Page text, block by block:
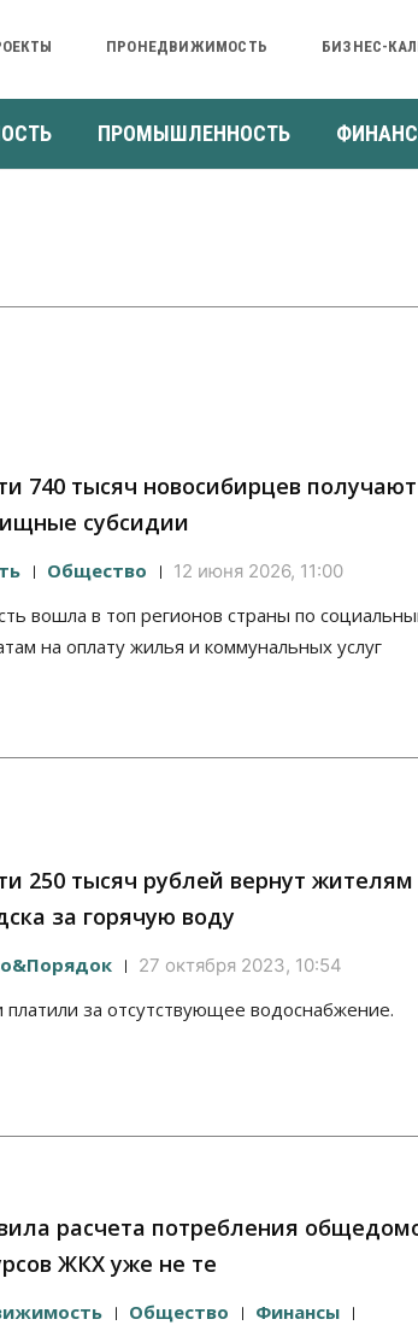
ПРОНЕДВИЖИМОСТЬ БИЗНЕС-
ПРОМЫШЛЕННОСТЬ
740 тысяч новосибирцев получают
субсидии
Общество 12 июня 2026, 11:00
вошла в топ регионов страны по
на оплату жилья и коммунальных услуг
250 тысяч рублей вернут жителям
за горячую воду
27 октября 2023, 10:54
за отсутствующее водоснабжение.
расчета потребления
ЖКХ уже не те
Общество Финансы